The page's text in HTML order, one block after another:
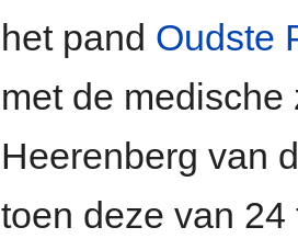
het pand Oudste
met de
Heerenberg van
toen deze van